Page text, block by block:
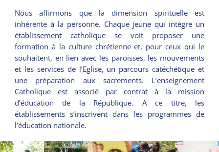
Nous affirmons que la dimension spirituelle est
inhérente à la personne. Chaque jeune qui intègre un
établissement catholique se voit proposer une
formation à la culture chrétienne et, pour ceux qui le
souhaitent, en lien avec les paroisses, les mouvements
et les services de l’Eglise, un parcours catéchétique et
une préparation aux sacrements. L’enseignement
Catholique est associé par contrat à la mission
d’éducation de la République. A ce titre, les
établissements s’inscrivent dans les programmes de
l’éducation nationale.